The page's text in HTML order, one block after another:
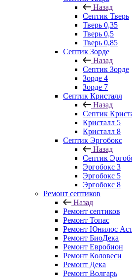
Назад
Септик Тверь
Тверь 0,35
Тверь 0,5
Тверь 0,85
Септик Зорде
Назад
Септик Зорде
Зорде 4
Зорде 7
Септик Кристалл
Назад
Септик
Кристалл 5
Кристалл 8
Септик Эргобокс
Назад
Септик
Эргобокс 3
Эргобокс 5
Эргобокс 8
Ремонт септиков
Назад
Ремонт септиков
Ремонт Топас
Ремонт Юнилос
Ремонт БиоДека
Ремонт Евробион
Ремонт Коловеси
Ремонт Дека
Ремонт Волгарь